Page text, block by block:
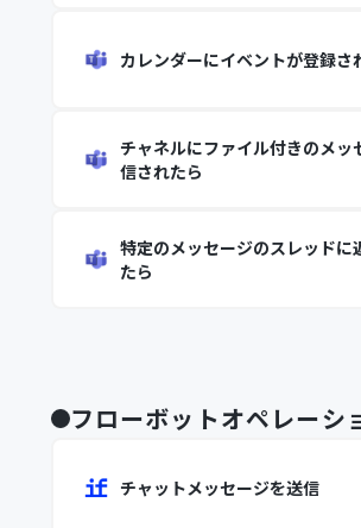
カレンダーにイベントが登録さ
チャネルにファイル付きのメッ
信されたら
特定のメッセージのスレッドに
たら
フローボットオペレーシ
チャットメッセージを送信